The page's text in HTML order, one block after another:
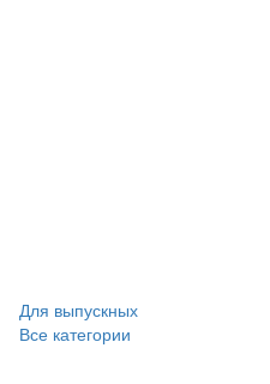
Для выпускных
Все категории